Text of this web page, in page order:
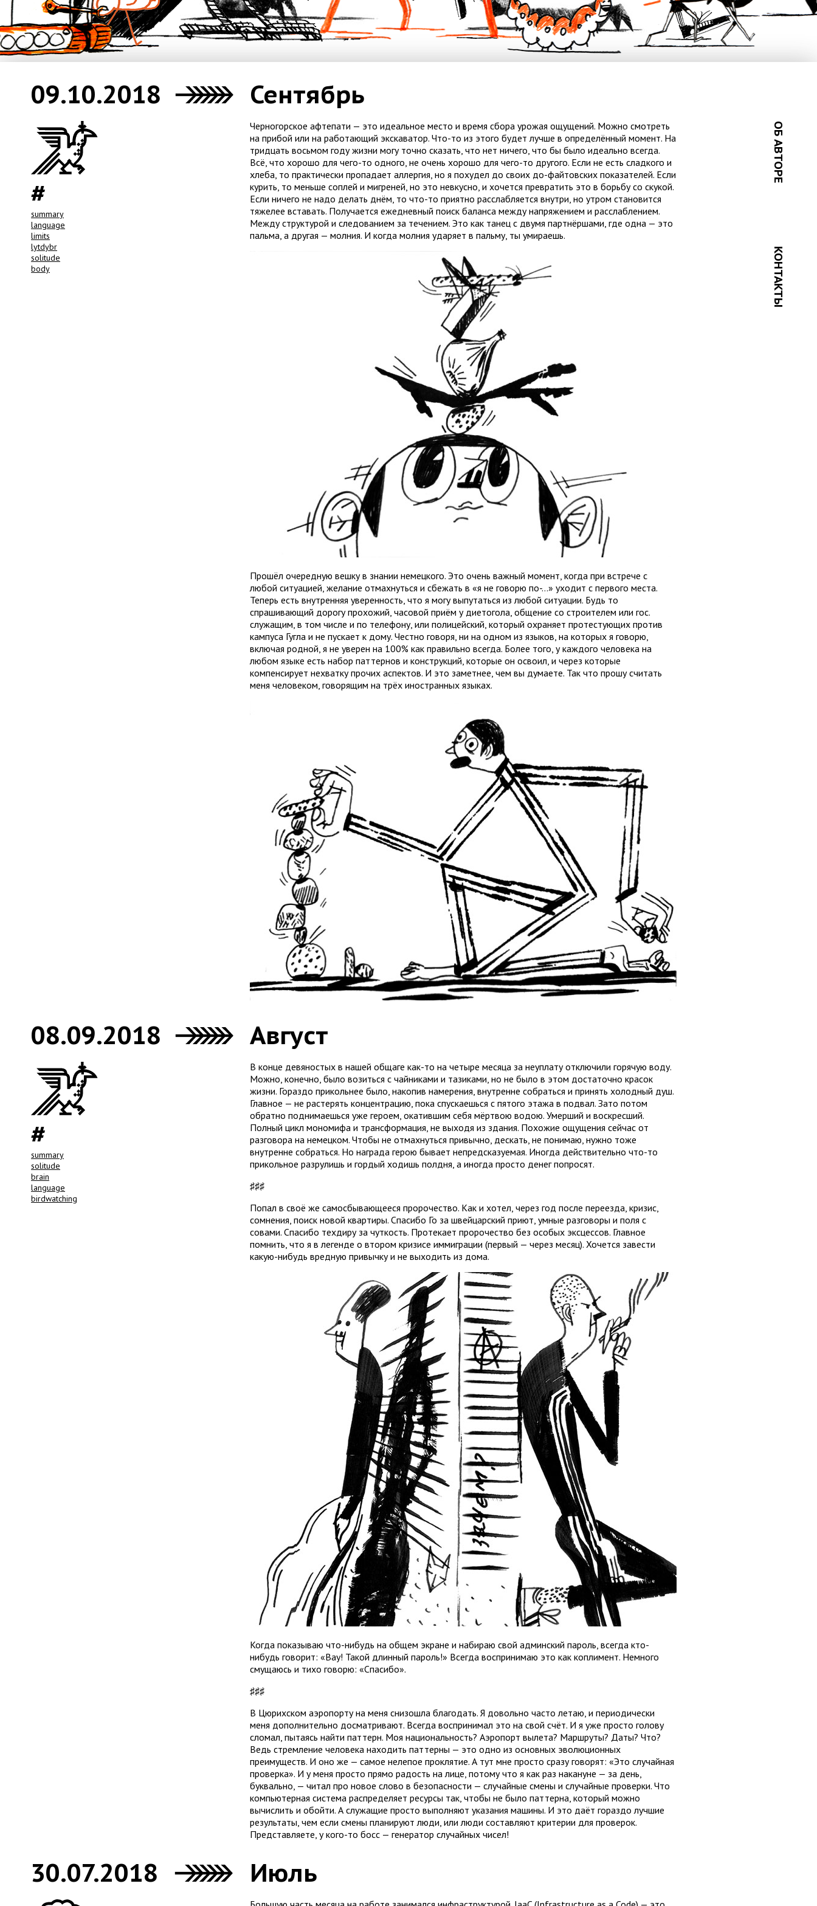
ОБ АВТОРЕ
КОНТАКТЫ
summary
language
limits
lytdybr
solitude
body
09.10.2018 Сентябрь
Черногорское афтепати — это идеальное место и время сбора урожая ощущений. Можно смотреть
на прибой или на работающий экскаватор. Что-то из этого будет лучше в определённый момент. На
тридцать восьмом году жизни могу точно сказать, что нет ничего, что бы было идеально всегда.
Всё, что хорошо для чего-то одного, не очень хорошо для чего-то другого. Если не есть сладкого и
хлеба, то практически пропадает аллергия, но я похудел до своих до-файтовских показателей. Если
курить, то меньше соплей и мигреней, но это невкусно, и хочется превратить это в борьбу со скукой.
Если ничего не надо делать днём, то что-то приятно расслабляется внутри, но утром становится
тяжелее вставать. Получается ежедневный поиск баланса между напряжением и расслаблением.
Между структурой и следованием за течением. Это как танец с двумя партнёршами, где одна — это
пальма, а другая — молния. И когда молния ударяет в пальму, ты умираешь.
Прошёл очередную вешку в знании немецкого. Это очень важный момент, когда при встрече с
любой ситуацией, желание отмахнуться и сбежать в «я не говорю по-…» уходит с первого места.
Теперь есть внутренняя уверенность, что я могу выпутаться из любой ситуации. Будь то
спрашивающий дорогу прохожий, часовой приём у диетогола, общение со строителем или гос.
служащим, в том числе и по телефону, или полицейский, который охраняет протестующих против
кампуса Гугла и не пускает к дому. Честно говоря, ни на одном из языков, на которых я говорю,
включая родной, я не уверен на 100% как правильно всегда. Более того, у каждого человека на
любом языке есть набор паттернов и конструкций, которые он освоил, и через которые
компенсирует нехватку прочих аспектов. И это заметнее, чем вы думаете. Так что прошу считать
меня человеком, говорящим на трёх иностранных языках.
summary
solitude
brain
language
birdwatching
08.09.2018 Август
В конце девяностых в нашей общаге как-то на четыре месяца за неуплату отключили горячую воду.
Можно, конечно, было возиться с чайниками и тазиками, но не было в этом достаточно красок
жизни. Гораздо прикольнее было, накопив намерения, внутренне собраться и принять холодный душ.
Главное — не растерять концентрацию, пока спускаешься с пятого этажа в подвал. Зато потом
обратно поднимаешься уже героем, окатившим себя мёртвою водою. Умерший и воскресший.
Полный цикл мономифа и трансформация, не выходя из здания. Похожие ощущения сейчас от
разговора на немецком. Чтобы не отмахнуться привычно, дескать, не понимаю, нужно тоже
внутренне собраться. Но награда герою бывает непредсказуемая. Иногда действительно что-то
прикольное разрулишь и гордый ходишь полдня, а иногда просто денег попросят.
♯♯♯
Попал в своё же самосбывающееся пророчество. Как и хотел, через год после переезда, кризис,
сомнения, поиск новой квартиры. Спасибо Го за швейцарский приют, умные разговоры и поля с
совами. Спасибо техдиру за чуткость. Протекает пророчество без особых эксцессов. Главное
помнить, что я в легенде о втором кризисе иммиграции (первый — через месяц). Хочется завести
какую-нибудь вредную привычку и не выходить из дома.
Когда показываю что-нибудь на общем экране и набираю свой админский пароль, всегда кто-
нибудь говорит: «Вау! Такой длинный пароль!» Всегда воспринимаю это как коплимент. Немного
смущаюсь и тихо говорю: «Спасибо».
♯♯♯
В Цюрихском аэропорту на меня снизошла благодать. Я довольно часто летаю, и периодически
меня дополнительно досматривают. Всегда воспринимал это на свой счёт. И я уже просто голову
сломал, пытаясь найти паттерн. Моя национальность? Аэропорт вылета? Маршруты? Даты? Что?
Ведь стремление человека находить паттерны — это одно из основных эволюционных
преимуществ. И оно же — самое нелепое проклятие. А тут мне просто сразу говорят: «Это случайная
проверка». И у меня просто прямо радость на лице, потому что я как раз накануне — за день,
буквально, — читал про новое слово в безопасности — случайные смены и случайные проверки. Что
компьютерная система распределяет ресурсы так, чтобы не было паттерна, который можно
вычислить и обойти. А служащие просто выполняют указания машины. И это даёт гораздо лучшие
результаты, чем если смены планируют люди, или люди составляют критерии для проверок.
Представляете, у кого-то босс — генератор случайных чисел!
30.07.2018 Июль